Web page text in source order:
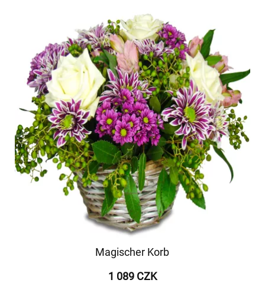
Magischer Korb
1 089 CZK